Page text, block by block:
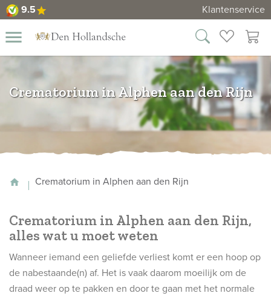
9.5star Klantenservice
9.5
menu
wenslijst
close
Home
urnen
Duo
urnen
Maatwerk Asdiamanten Informatie Contact
Bekijk
ook:
Crematorium in Alphen aan den Rijn
Crematorium in Alphen aan den Rijn
Crematorium in Alphen aan den Rijn,
alles wat u moet weten
Wanneer iemand een geliefde verliest komt er een hoop op
de nabestaande(n) af. Het is vaak daarom moeilijk om de
draad weer op te pakken en door te gaan met het normale